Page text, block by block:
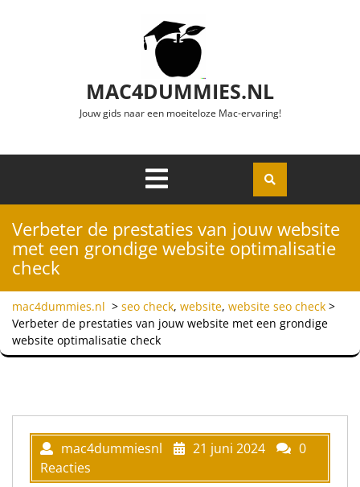
MAC4DUMMIES.NL
Jouw gids naar een moeiteloze Mac-ervaring!
Openen
Verbeter de prestaties van jouw website
met een grondige website optimalisatie
check
mac4dummies.nl > seo check, website, website seo check >
Verbeter de prestaties van jouw website met een grondige
website optimalisatie check
mac4dummiesnl 21 juni 2024
0
Reacties